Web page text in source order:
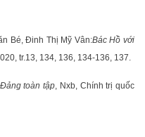
Bé, Đinh Thị Mỹ Vân:Bác Hồ với
tr.13, 134, 136, 134-136, 137.
toàn tập, Nxb, Chính trị quốc